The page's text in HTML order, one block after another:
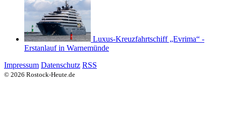
Luxus-Kreuzfahrtschiff „Evrima“ -
Erstanlauf in Warnemünde
Impressum Datenschutz RSS
© 2026 Rostock-Heute.de